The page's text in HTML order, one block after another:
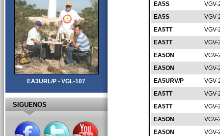
EA5S
VGV-
EA5S
VGV-
EA5TT
VGV-
EA5TT
VGV-
EA5ON
VGV-
EA5ON
VGV-
EA5URV/P
VGV-
EA5TT
VGV-
EA5TT
VGV-
EA5ON
VGV-
EA5ON
VGV-
EA3URL/P - VGL-107
SIGUENOS